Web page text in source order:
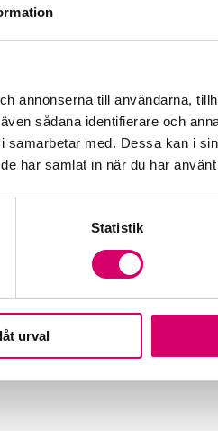
annonserna till användarna,
sådana identifierare och
med. Dessa kan i
har samlat in när du har
Statistik
urval